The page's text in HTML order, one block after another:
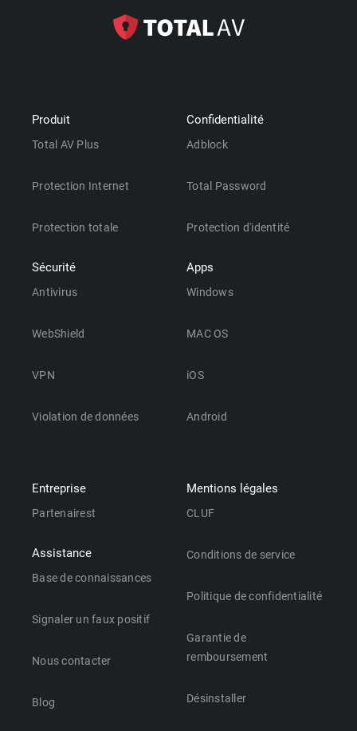
Produit
Total AV Plus
Protection Internet
Protection totale
Sécurité
Antivirus
WebShield
VPN
Violation de données
Confidentialité
Adblock
Total Password
Protection d'identité
Apps
Windows
MAC OS
iOS
Android
Entreprise
Partenairest
Assistance
Base de connaissances
Signaler un faux positif
Nous contacter
Blog
Mentions légales
CLUF
Conditions de service
Politique de confidentialité
Garantie de
remboursement
Désinstaller